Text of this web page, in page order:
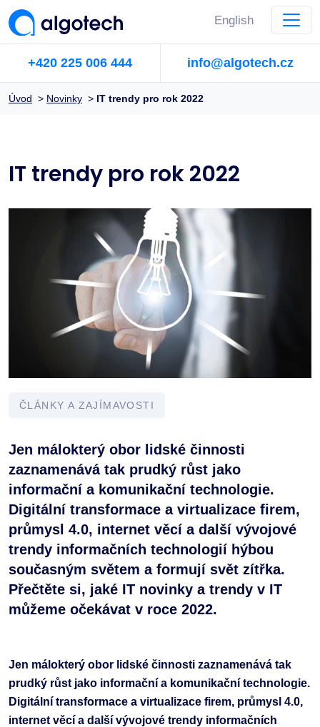
English
+420 225 006 444 info@algotech.cz
Úvod > Novinky > IT trendy pro rok 2022
IT trendy pro rok 2022
ČLÁNKY A ZAJÍMAVOSTI
Jen málokterý obor lidské činnosti
zaznamenává tak prudký růst jako
informační a komunikační technologie.
Digitální transformace a virtualizace firem,
průmysl 4.0, internet věcí a další vývojové
trendy informačních technologií hýbou
současným světem a formují svět zítřka.
Přečtěte si, jaké IT novinky a trendy v IT
můžeme očekávat v roce 2022.
Jen málokterý obor lidské činnosti zaznamenává tak
prudký růst jako informační a komunikační technologie.
Digitální transformace a virtualizace firem, průmysl 4.0,
internet věcí a další vývojové trendy informačních